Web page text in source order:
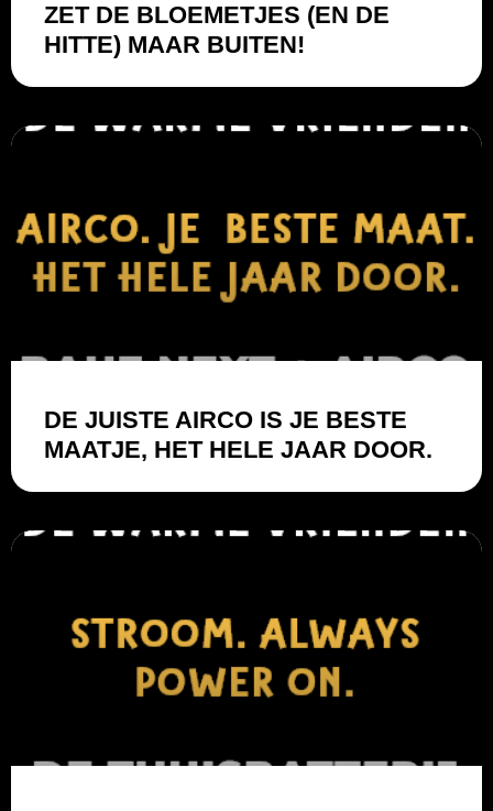
ZET DE BLOEMETJES (EN DE
HITTE) MAAR BUITEN!
DE JUISTE AIRCO IS JE BESTE
MAATJE, HET HELE JAAR DOOR.